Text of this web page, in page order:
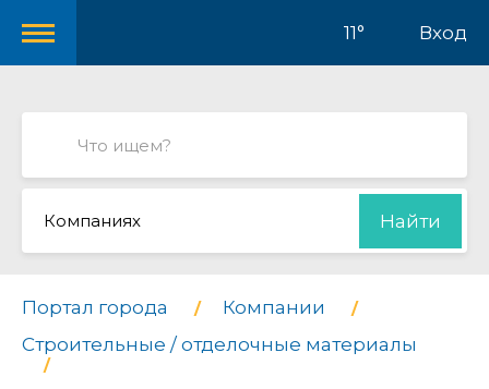
11° Вход
Компаниях Найти
Портал города
Компании
Строительные / отделочные материалы